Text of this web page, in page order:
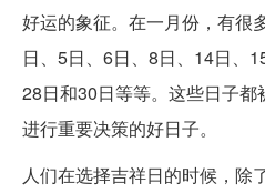
好运的象征。在一月份，有很
日、5日、6日、8日、14日、
28日和30日等等。这些日子
进行重要决策的好日子。
人们在选择吉祥日的时候，除